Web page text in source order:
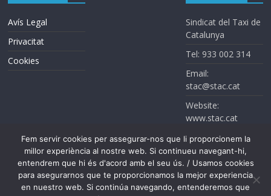
Avís Legal
Privacitat
Cookies
Sindicat del Taxi de
Catalunya
Tel: 933 002 314
Email:
stac@stac.cat
Website:
www.stac.cat
Fem servir cookies per assegurar-nos que li proporcionem la
millor experiència al nostre web. Si continueu navegant-hi,
entendrem que hi és d'acord amb el seu ús. / Usamos cookies
para asegurarnos que te proporcionamos la mejor experiencia
en nuestro web. Si continúa navegando, entenderemos que